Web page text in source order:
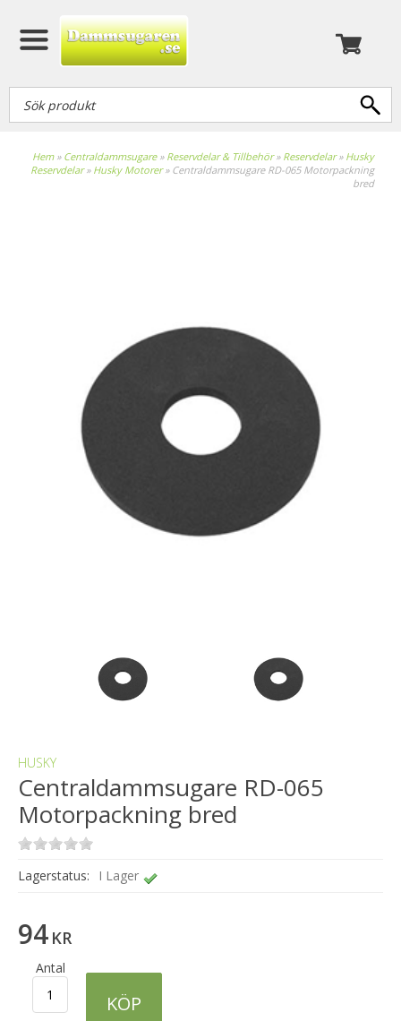
Hem» Centraldammsugare» Reservdelar & Tillbehör» Reservdelar» Husky
Reservdelar» Husky Motorer» Centraldammsugare RD-065 Motorpackning
bred
HUSKY
Centraldammsugare RD-065
Motorpackning bred
Lagerstatus: I Lager
94 KR
Antal
KÖP